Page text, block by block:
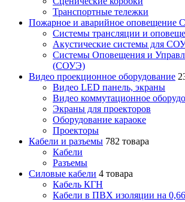
Транспортные тележки
Пожарное и аварийное оповещение
Cистемы трансляции и
Акустические системы для
Системы Оповещения и
(СОУЭ)
Видео проекционное оборудование
Видео LED панель, экраны
Видео коммутационное
Экраны для проекторов
Оборудование караоке
Проекторы
Кабели и разъемы 782 товара
Кабели
Разъемы
Силовые кабели 4 товара
Кабель КГН
Кабели в ПВХ изоляции на